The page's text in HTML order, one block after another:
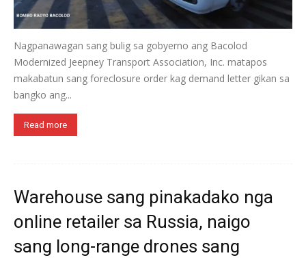
Nagpanawagan sang bulig sa gobyerno ang Bacolod
Modernized Jeepney Transport Association, Inc. matapos
makabatun sang foreclosure order kag demand letter gikan sa
bangko ang...
Read more
Warehouse sang pinakadako nga
online retailer sa Russia, naigo
sang long-range drones sang